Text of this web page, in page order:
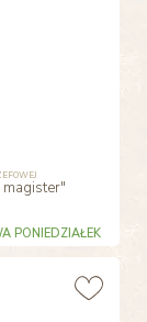
magister"
PONIEDZIAŁEK